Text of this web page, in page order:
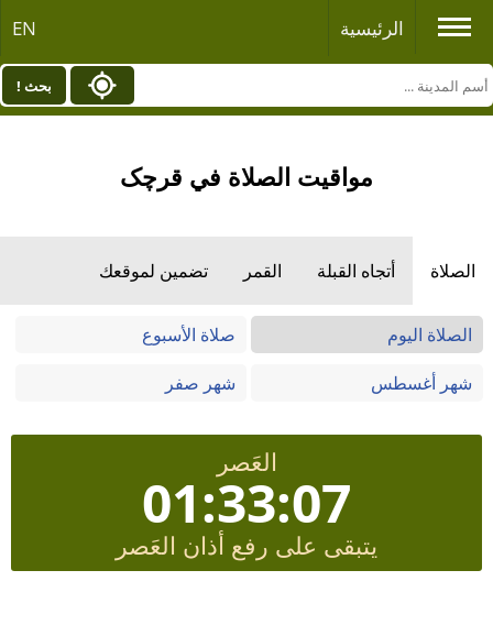
الرئيسية EN
بحث !
مواقيت الصلاة في قرچک
الصلاة أتجاه القبلة القمر تضمين لموقعك
الصلاة اليوم
صلاة الأسبوع
شهر أغسطس
شهر صفر
العَصر
01:33:06
يتبقى على رفع أذان العَصر